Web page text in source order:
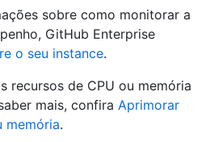
sobre como monitorar a
GitHub Enterprise
o seu instance.
recursos de CPU ou memória
mais, confira Aprimorar
memória.